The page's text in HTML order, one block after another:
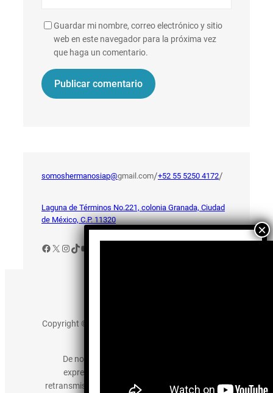
Guardar mi nombre, correo electrónico y sitio
web en este navegador para la próxima vez
que haga un comentario.
somoshermanosiap@gmail.com/+52 55 5250 4172/
Laguna de Términos No.221, colonia Granada, Ciudad
de México, C.P. 11320
Facebook
X Instagram
TikTok
YouTube
Copyright © 2025 somos-hermanos.mx. Todos los
De no existir previa autorización, queda
expresamente prohibida la publicación,
retransmisión, edición y cualquier otro uso de los